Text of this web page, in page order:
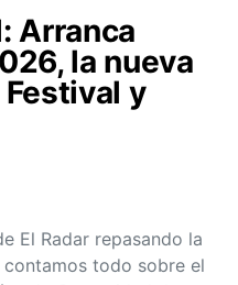
Arranca
la nueva
y
El Radar repasando la
contamos todo sobre el